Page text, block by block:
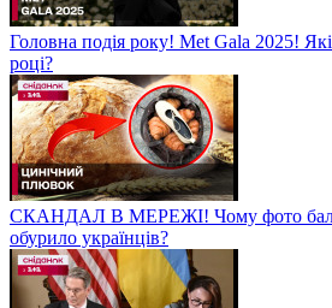
Головна подія року! Met Gala 2025!
році?
СКАНДАЛ В МЕРЕЖІ! Чому фото
обурило українців?